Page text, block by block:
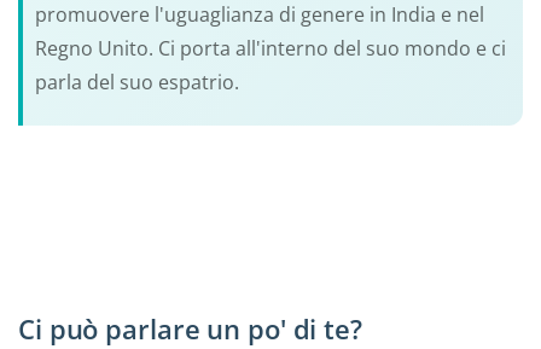
promuovere l'uguaglianza di genere in India e nel
Regno Unito. Ci porta all'interno del suo mondo e ci
parla del suo espatrio.
Ci può parlare un po' di te?